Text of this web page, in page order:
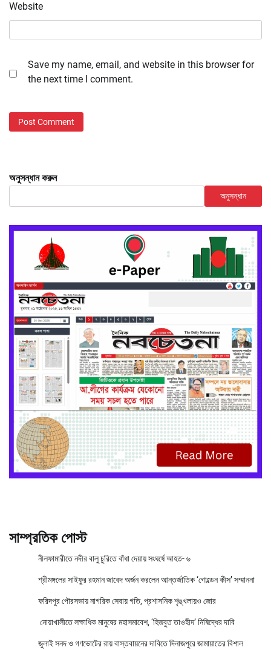
Website
Save my name, email, and website in this browser for
the next time I comment.
অনুসন্ধান করুন
অনুসন্ধান
সাম্প্রতিক পোস্ট
নীলফামারীতে নদীর বালু চুরিতে বাঁধা দেয়ায় সংঘর্ষে আহত- ৬
শ্রীমঙ্গলের সাইফুর রহমান জাবেদ অর্জন করলেন আন্তর্জাতিক ‘গোল্ডেন কীস’ সম্মাননা
ফরিদপুর পৌরসভায় নাগরিক সেবায় গতি, প্রশাসনিক শৃঙ্খলায়ও জোর
নোয়াখালীতে লক্ষাধিক মানুষের মহাসমাবেশ, ‘হিজবুত তাওহীদ’ নিষিদ্ধের দাবি
জুলাই সনদ ও গণভোটের রায় বাস্তবায়নের দাবিতে দিনাজপুরে জামায়াতের বিশাল